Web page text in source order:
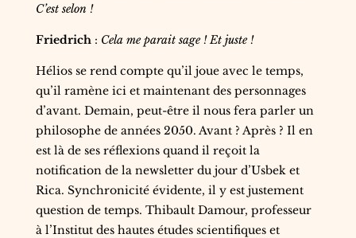
C’est selon !
Friedrich: Cela me parait sage ! Et juste !
Hélios se rend compte qu’il joue avec le temps,
qu’il ramène ici et maintenant des personnages
d’avant. Demain, peut-être il nous fera parler un
philosophe de années 2050. Avant ? Après ? Il en
est là de ses réflexions quand il reçoit la
notification de la newsletter du jour d’Usbek et
Rica. Synchronicité évidente, il y est justement
question de temps. Thibault Damour, professeur
à l’Institut des hautes études scientifiques et